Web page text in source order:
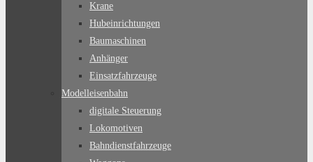
Krane
Hubeinrichtungen
Baumaschinen
Anhänger
Einsatzfahrzeuge
Modelleisenbahn
digitale Steuerung
Lokomotiven
Bahndienstfahrzeuge